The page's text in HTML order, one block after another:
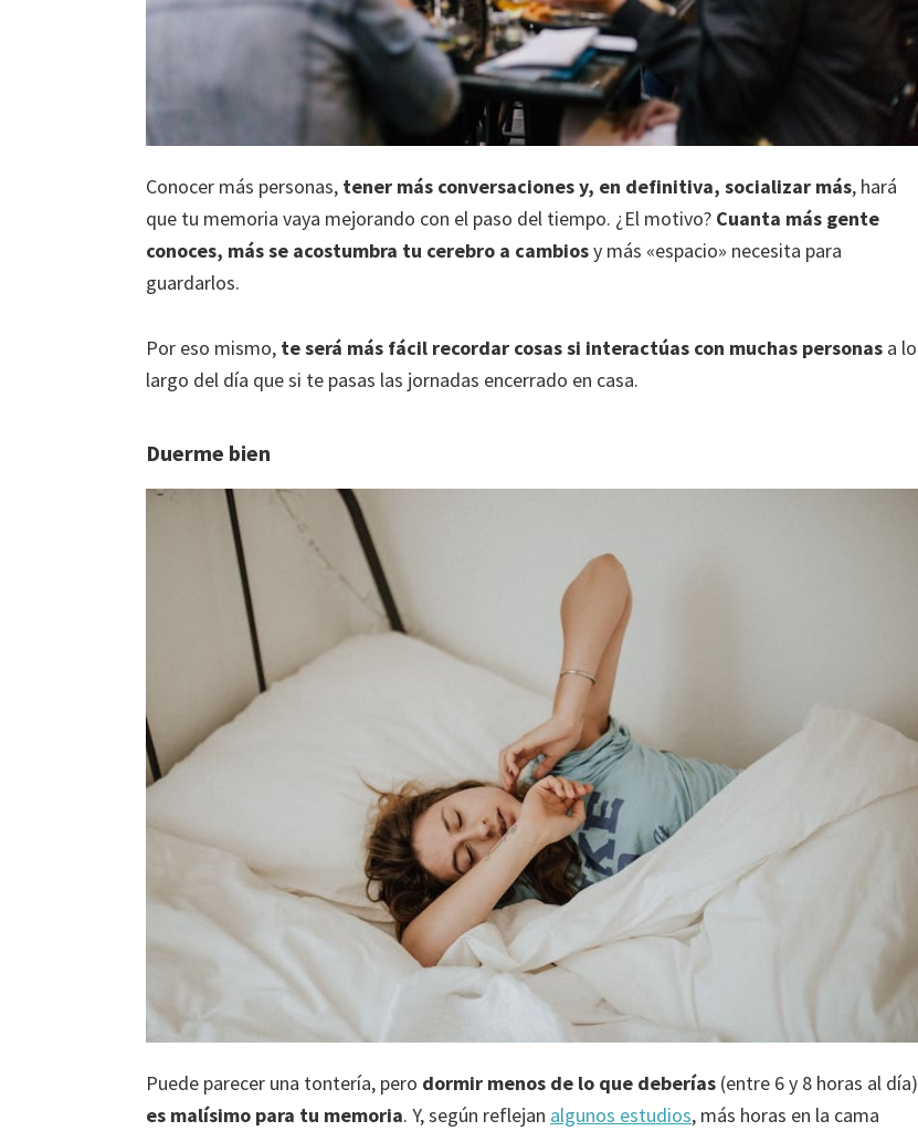
Conocer más personas, tener más conversaciones y, en definitiva, socializar más, hará
que tu memoria vaya mejorando con el paso del tiempo. ¿El motivo? Cuanta más gente
conoces, más se acostumbra tu cerebro a cambiosy más «espacio» necesita para
guardarlos.
Por eso mismo, te será más fácil recordar cosas si interactúas con muchas personas a lo
largo del día que si te pasas las jornadas encerrado en casa.
Duerme bien
Puede parecer una tontería, pero dormir menos de lo que deberías (entre 6 y 8 horas al día)
es malísimo para tu memoria. Y, según reflejan algunos estudios, más horas en la cama